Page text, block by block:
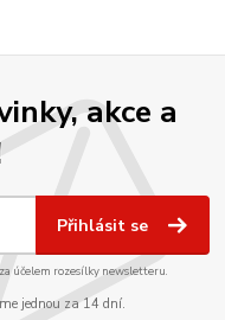
akce a
Přihlásit se
účelem rozesílky newsletteru.
jednou za 14 dní.